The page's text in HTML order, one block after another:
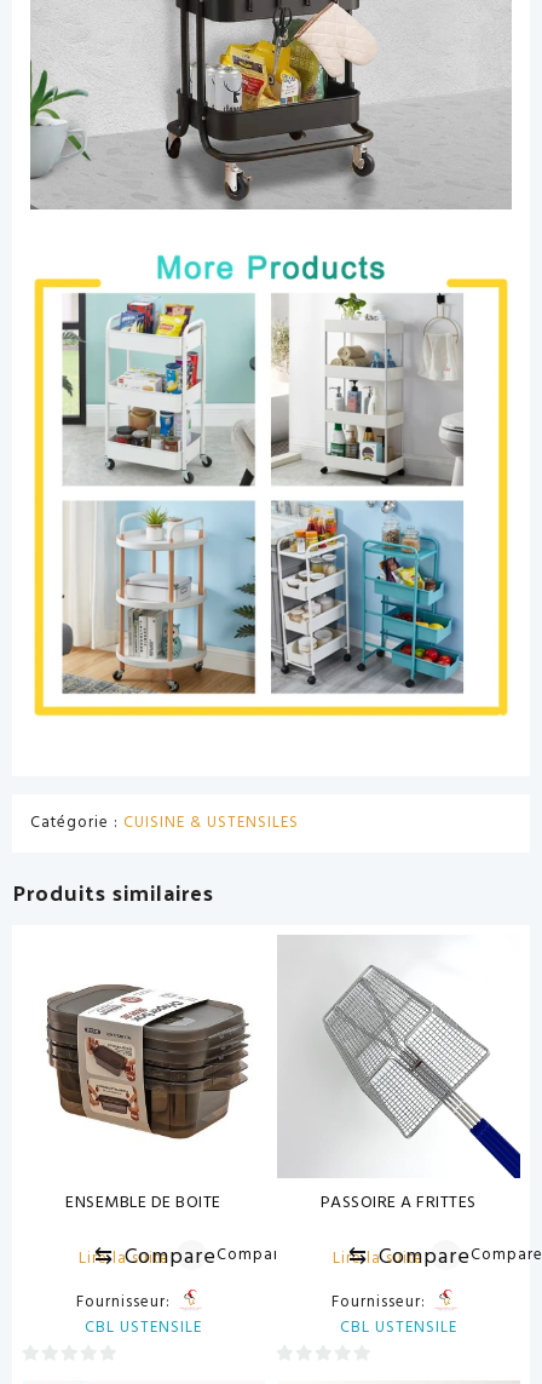
Catégorie : CUISINE & USTENSILES
Produits similaires
ENSEMBLE DE BOITE
Lire la suite
⇆ CompareCompare
Fournisseur:
CBL USTENSILE
PASSOIRE A FRITTES
Lire la suite
⇆ Compare
Fournisseur:
CBL USTENSILE